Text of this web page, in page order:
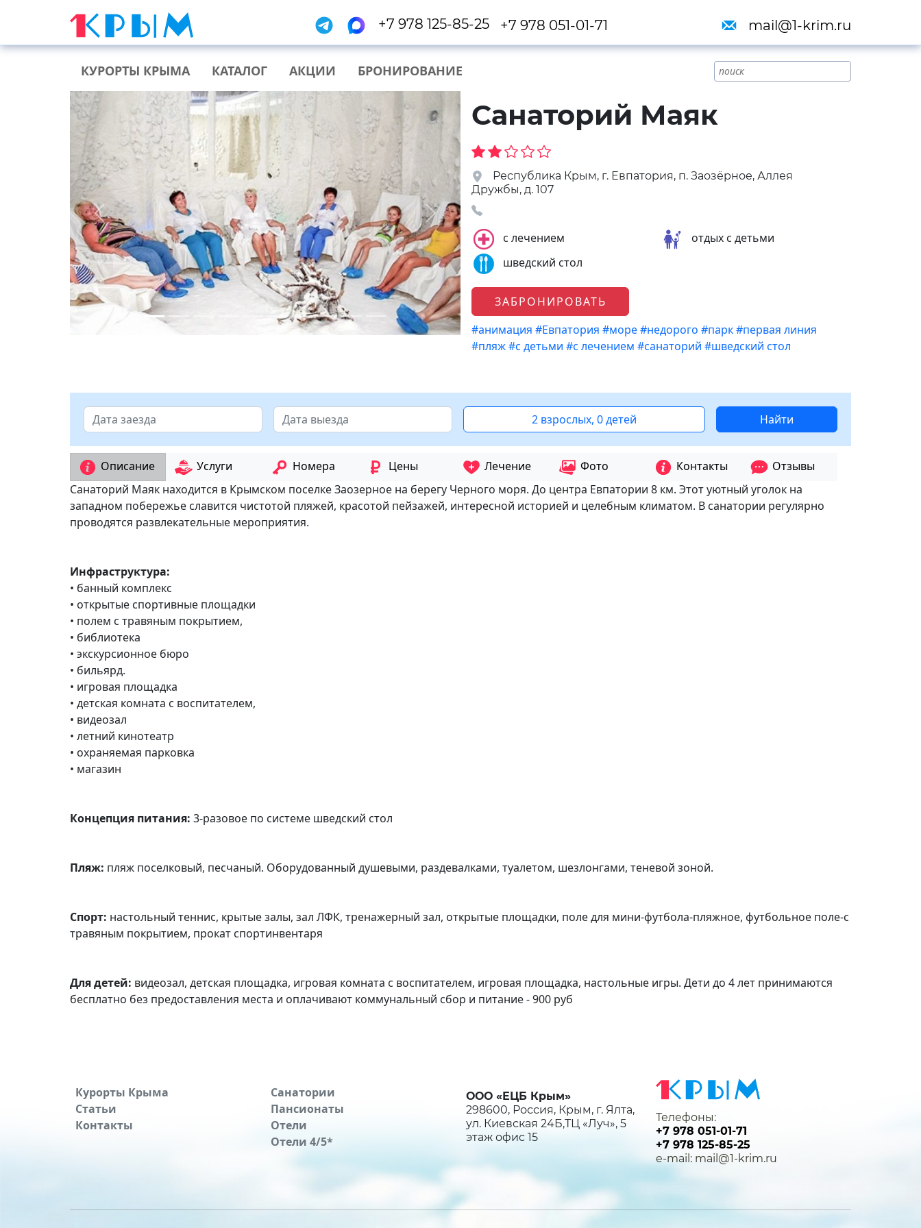
+7 978 125-85-25 +7 978 051-01-71 mail@1-krim.ru
КУРОРТЫ КРЫМА КАТАЛОГ АКЦИИ БРОНИРОВАНИЕ
Previous Next
Санаторий Маяк
Республика Крым, г. Евпатория, п. Заозёрное, Аллея
Дружбы, д. 107
с лечением
отдых с детьми
шведский стол
ЗАБРОНИРОВАТЬ
#анимация #Евпатория #море#недорого #парк#первая линия
#пляж#с детьми #с лечением #санаторий #шведский стол
2 взрослых, 0 детей Найти
Описание Услуги Номера Цены Лечение Фото Контакты
Отзывы
Санаторий Маяк находится в Крымском поселке Заозерное на берегу Черного моря. До центра Евпатории 8 км. Этот уютный уголок на
западном побережье славится чистотой пляжей, красотой пейзажей, интересной историей и целебным климатом. В санатории регулярно
проводятся развлекательные мероприятия.
Инфраструктура:
• банный комплекс
• открытые спортивные площадки
• полем с травяным покрытием,
• библиотека
• экскурсионное бюро
• бильярд.
• игровая площадка
• детская комната с воспитателем,
• видеозал
• летний кинотеатр
• охраняемая парковка
• магазин
Концепция питания: 3-разовое по системе шведский стол
Пляж: пляж поселковый, песчаный. Оборудованный душевыми, раздевалками, туалетом, шезлонгами, теневой зоной.
Спорт: настольный теннис, крытые залы, зал ЛФК, тренажерный зал, открытые площадки, поле для мини-футбола-пляжное, футбольное поле-с
травяным покрытием, прокат спортинвентаря
Для детей: видеозал, детская площадка, игровая комната с воспитателем, игровая площадка, настольные игры. Дети до 4 лет принимаются
бесплатно без предоставления места и оплачивают коммунальный сбор и питание - 900 руб
Курорты Крыма
Статьи
Контакты
Санатории
Пансионаты
Отели
Отели 4/5*
ООО «ЕЦБ Крым»
298600, Россия, Крым, г. Ялта,
ул. Киевская 24Б,ТЦ «Луч», 5
этаж офис 15
Телефоны:
+7 978 051-01-71
+7 978 125-85-25
e-mail: mail@1-krim.ru